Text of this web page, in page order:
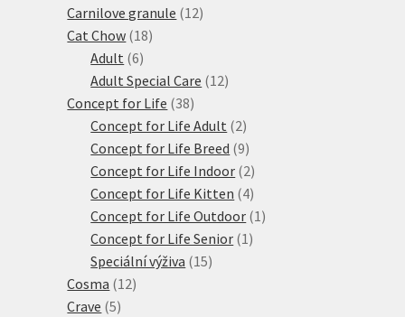
produkty
Carnilove granule 1212
Cat Chow 1818
Adult 66
produktů
Adult Special Care 1212
Concept for Life 3838
produktů
Concept for Life Adult 22
produkty
Concept for Life Breed 99
produktů
Concept for Life Indoor 22
produkty
Concept for Life Kitten 44
produkty
Concept for Life Outdoor 1 1
Concept for Life Senior 1 1
Speciální výživa 1515
Cosma 1212
Crave 55